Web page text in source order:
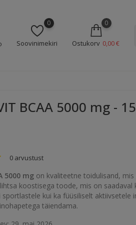
0
Soovinimekiri
0
Ostukorv 0,00 €
BCAA 5000 mg -
0 arvustust
5000 mg on kvaliteetne toidulisand,
koostisega toode, mis on
kui ka füüsiliselt aktiivsetele
täiendama.